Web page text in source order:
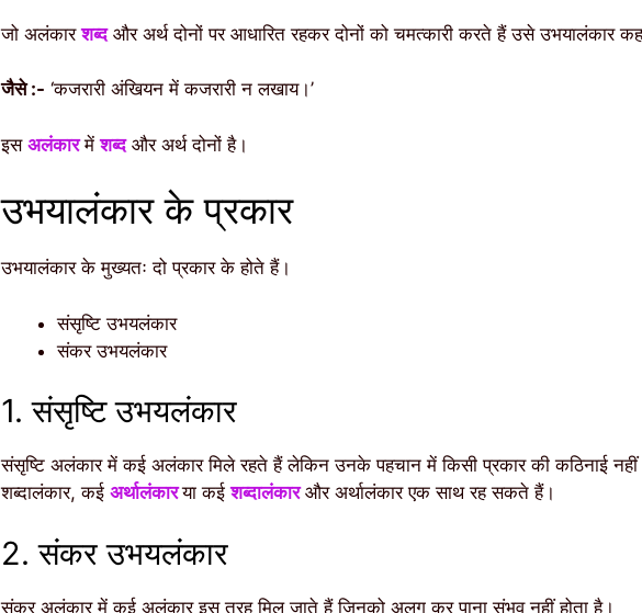
जो अलंकारशब्दऔर अर्थ दोनों पर आधारित रहकर दोनों को चमत्कारी करते हैं उसे उभयालंकार
जैसे :- ‘कजरारी अंखियन में कजरारी न लखाय।’
इस अलंकारमेंशब्दऔर अर्थ दोनों है।
उभयालंकार के प्रकार
उभयालंकार के मुख्यतः दो प्रकार के होते हैं।
संसृष्टि उभयलंकार
संकर उभयलंकार
1. संसृष्टि उभयलंकार
संसृष्टि अलंकार में कई अलंकार मिले रहते हैं लेकिन उनके पहचान में किसी प्रकार की कठिनाई नहीं
शब्दालंकार, कई अर्थालंकार या कईशब्दालंकार और अर्थालंकार एक साथ रह सकते हैं।
2. संकर उभयलंकार
संकर अलंकार में कई अलंकार इस तरह मिल जाते हैं जिनको अलग कर पाना संभव नहीं होता है।